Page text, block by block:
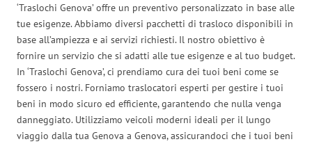
‘Traslochi Genova’ offre un preventivo personalizzato in base alle
tue esigenze. Abbiamo diversi pacchetti di trasloco disponibili in
base all’ampiezza e ai servizi richiesti. Il nostro obiettivo è
fornire un servizio che si adatti alle tue esigenze e al tuo budget.
In ‘Traslochi Genova’, ci prendiamo cura dei tuoi beni come se
fossero i nostri. Forniamo traslocatori esperti per gestire i tuoi
beni in modo sicuro ed efficiente, garantendo che nulla venga
danneggiato. Utilizziamo veicoli moderni ideali per il lungo
viaggio dalla tua Genova a Genova, assicurandoci che i tuoi beni